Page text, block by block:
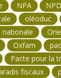
NPA NPD
oléoduc
nationale
Oxfam
Pacte pour la
fiscaux